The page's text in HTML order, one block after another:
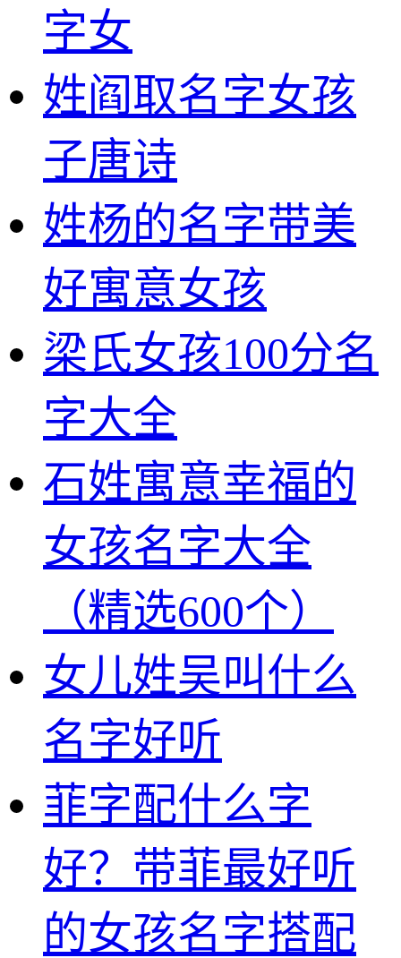
字女
姓阎取名字女孩
子唐诗
姓杨的名字带美
好寓意女孩
梁氏女孩100分名
字大全
石姓寓意幸福的
女孩名字大全
（精选600个）
女儿姓吴叫什么
名字好听
菲字配什么字
好？带菲最好听
的女孩名字搭配